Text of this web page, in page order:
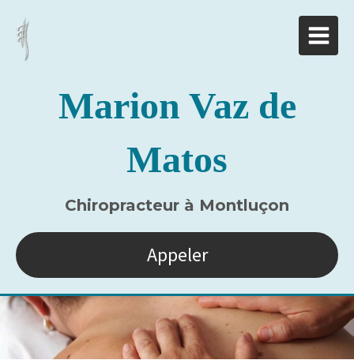
Marion Vaz de
Matos
Chiropracteur à Montluçon
Appeler